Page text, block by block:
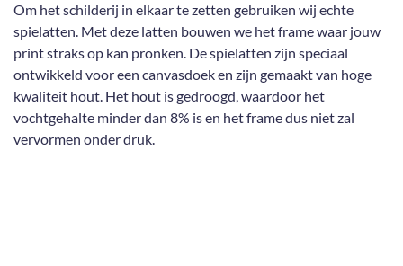
Om het schilderij in elkaar te zetten gebruiken wij echte
spielatten. Met deze latten bouwen we het frame waar jouw
print straks op kan pronken. De spielatten zijn speciaal
ontwikkeld voor een canvasdoek en zijn gemaakt van hoge
kwaliteit hout. Het hout is gedroogd, waardoor het
vochtgehalte minder dan 8% is en het frame dus niet zal
vervormen onder druk.